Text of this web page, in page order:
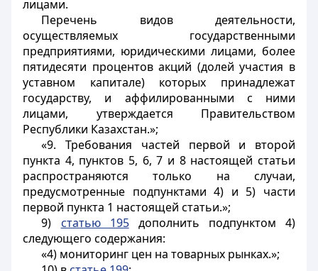
лицами.
Перечень видов деятельности,
осуществляемых государственными
предприятиями, юридическими лицами, более
пятидесяти процентов акций (долей участия в
уставном капитале) которых принадлежат
государству, и аффилированными с ними
лицами, утверждается Правительством
Республики Казахстан.»;
«9. Требования частей первой и второй
пункта 4, пунктов 5, 6, 7 и 8 настоящей статьи
распространяются только на случаи,
предусмотренные подпунктами 4) и 5) части
первой пункта 1 настоящей статьи.»;
9) статью 195дополнить подпунктом 4)
следующего содержания:
«4) мониторинг цен на товарных рынках.»;